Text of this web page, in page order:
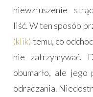
niewzruszenie
liść. W ten sposób
(klik) temu, co
nie zatrzymywać.
obumarło, ale
odradzania.